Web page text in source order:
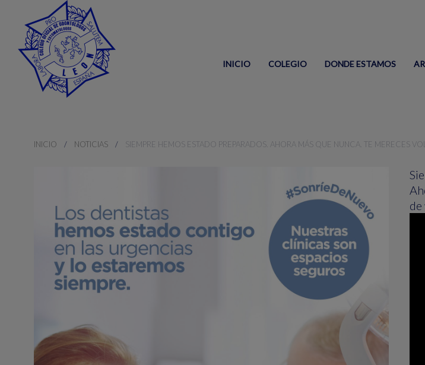
INICIO COLEGIO DONDE ESTAMOS
INICIO NOTICIAS SIEMPRE HEMOS ESTADO PREPARADOS. AHORA MÁS QUE NUNCA. TE MERECES